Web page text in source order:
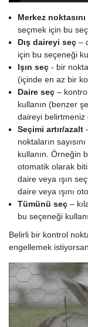
Merkez
seçmek için bu
Dış daireyi seç –
için bu seçeneği
Işın seç - bir
(içinde en az bir
Daire seç –
kullanın (benzer
daireyi belirtmeniz
Seçimi artır/azalt
noktaların
kullanın. Örneğin
otomatik olarak
daire veya ışın
daire veya ışını
Tümünü seç –
bu seçeneği
Belirli bir kontrol
engellemek